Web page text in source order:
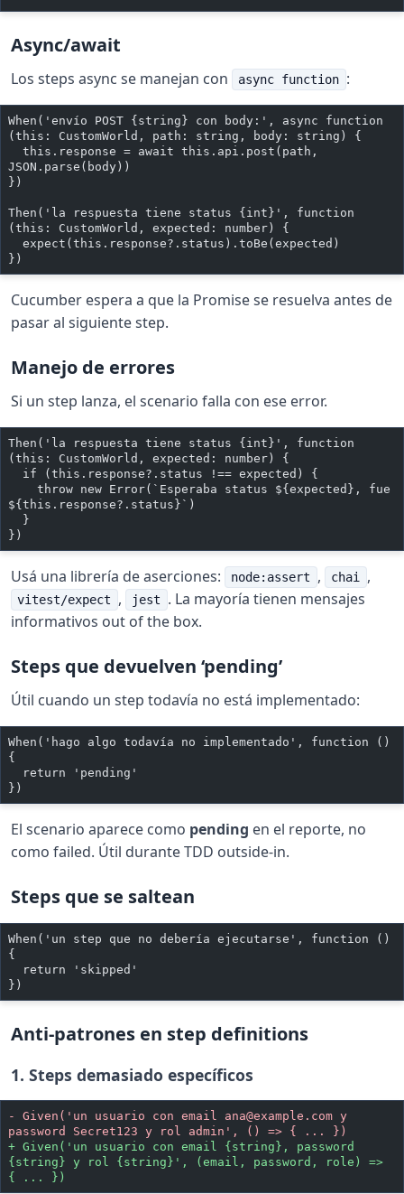
Async/await
Los steps async se manejan con async function :
When('envío POST {string} con body:', async function
(this: CustomWorld, path: string, body: string) {
JSON.parse(body))
})
Then('la respuesta tiene status {int}', function
(this: CustomWorld, expected: number) {
  expect(this.response?.status).toBe(expected)
})
Cucumber espera a que la Promise se resuelva antes de
pasar al siguiente step.
Manejo de errores
Si un step lanza, el scenario falla con ese error.
Then('la respuesta tiene status {int}', function
(this: CustomWorld, expected: number) {
  if (this.response?.status !== expected) {
${this.response?.status}`)
  }
})
Usá una librería de aserciones: node:assert , chai ,
vitest/expect , jest
. La mayoría tienen mensajes
informativos out of the box.
Steps que devuelven ‘pending’
Útil cuando un step todavía no está implementado:
When('hago algo todavía no implementado', function ()
{
  return 'pending'
})
El scenario aparece como pending en el reporte, no
como failed. Útil durante TDD outside-in.
Steps que se saltean
When('un step que no debería ejecutarse', function ()
{
  return 'skipped'
})
Anti-patrones en step definitions
1. Steps demasiado específicos
- Given('un usuario con email ana@example.com y
password Secret123 y rol admin', () => { ... })
+ Given('un usuario con email {string}, password
{string} y rol {string}', (email, password, role) =>
{ ... })